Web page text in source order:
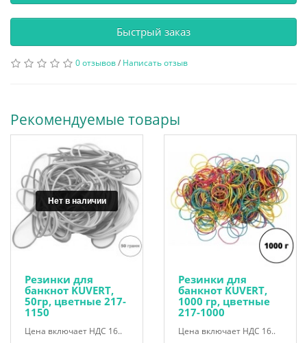
Быстрый заказ
0 отзывов/ Написать отзыв
Рекомендуемые товары
Нет в наличии
Нет в наличии
Резинки для
банкнот KUVERT,
50гр, цветные 217-
1150
Цена включает НДС 16..
Резинки для
банкнот KUVERT,
1000 гр, цветные
217-1000
Цена включает НДС 16..